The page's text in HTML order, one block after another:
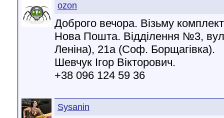
ozon
Доброго вечора. Візьму
Нова Пошта. Відділення №3,
Леніна), 21а (Соф. Борщагівка).
Шевчук Ігор Вікторович.
+38 096 124 59 36
Sysanin